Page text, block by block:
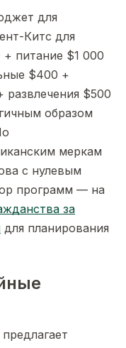
для
Китс для
питание $1 000
$400 +
развлечения $500
образом
меркам
с нулевым
программ — на
за
для планирования